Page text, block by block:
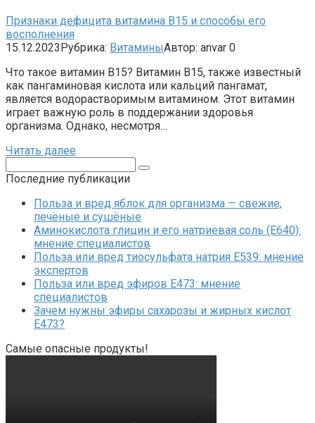
Признаки дефицита витамина B15 и способы его
восполнения
15.12.2023Рубрика: ВитаминыАвтор: anvar 0
Что такое витамин B15? Витамин B15, также известный
как пангаминовая кислота или кальций пангамат,
является водорастворимым витамином. Этот витамин
играет важную роль в поддержании здоровья
организма. Однако, несмотря…
Читать далее
Последние публикации
Польза и вред яблок для организма — свежие,
печёные и сушёные
Аминокислота глицин и его натриевая соль (Е640):
мнение специалистов
Польза или вред тиосульфата натрия Е539: мнение
экспертов
Польза или вред эфиров Е473: мнение
специалистов
Зачем нужны эфиры сахарозы и жирных кислот
Е473?
Самые опасные продукты!